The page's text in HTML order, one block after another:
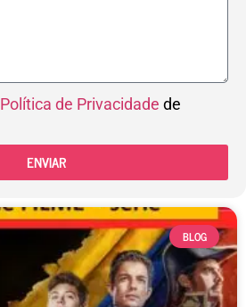
Política de Privacidade de
ENVIAR
BLOG